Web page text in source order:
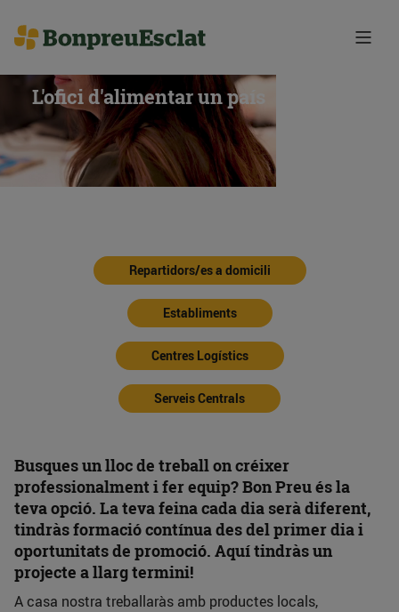
L'ofici d'alimentar un país
Repartidors/es a domicili
Establiments
Centres Logístics
Serveis Centrals
Busques un lloc de treball on créixer
professionalment i fer equip? Bon Preu és la
teva opció. La teva feina cada dia serà diferent,
tindràs formació contínua des del primer dia i
oportunitats de promoció. Aquí tindràs un
projecte a llarg termini!
A casa nostra treballaràs amb productes locals,